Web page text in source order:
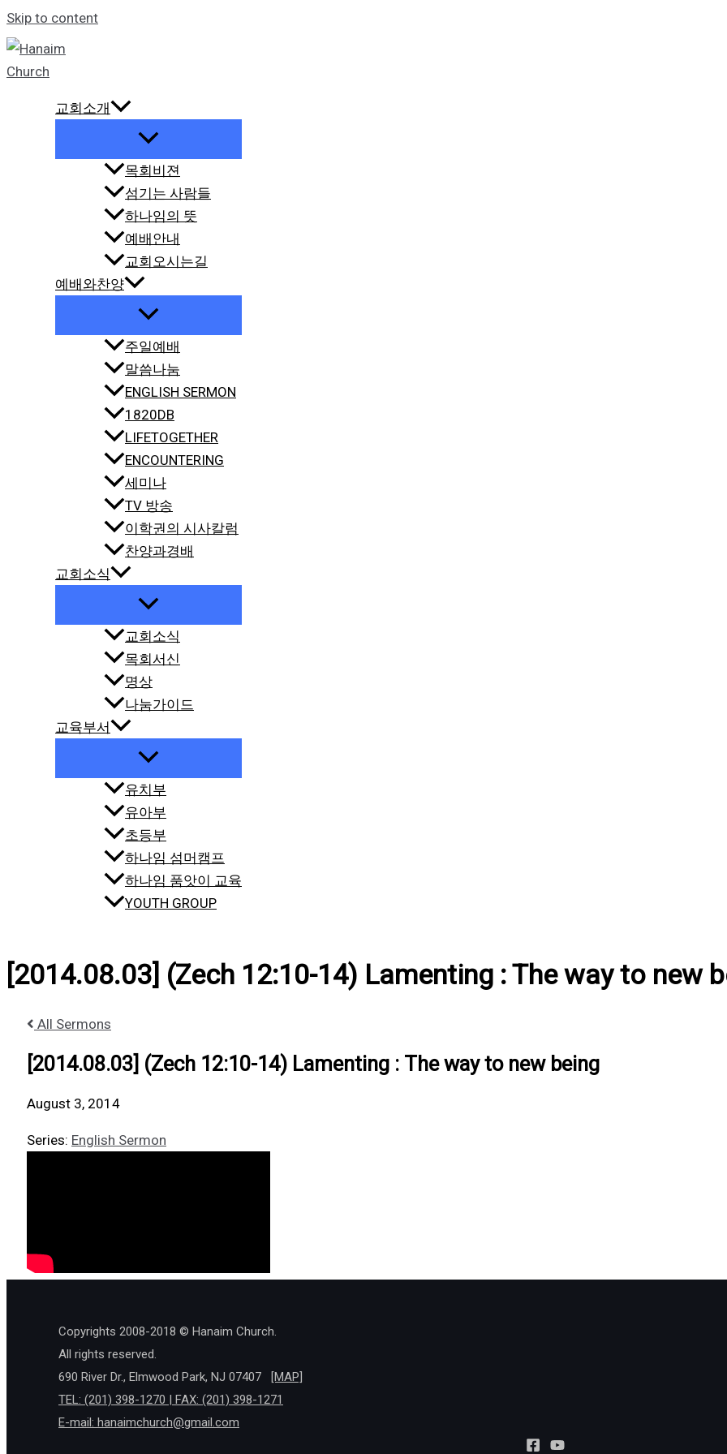
Skip to content
교회소개
목회비젼
섬기는 사람들
하나임의 뜻
예배안내
교회오시는길
예배와찬양
주일예배
말씀나눔
ENGLISH SERMON
1820DB
LIFETOGETHER
ENCOUNTERING
세미나
TV 방송
이학권의 시사칼럼
찬양과경배
교회소식
교회소식
목회서신
명상
나눔가이드
교육부서
유치부
유아부
초등부
하나임 섬머캠프
하나임 품앗이 교육
YOUTH GROUP
[2014.08.03] (Zech 12:10-14) Lamenting : The way to new
All Sermons
[2014.08.03] (Zech 12:10-14) Lamenting : The way to new being
August 3, 2014
Series: English Sermon
Copyrights 2008-2018 © Hanaim Church.
All rights reserved.
690 River Dr., Elmwood Park, NJ 07407
[MAP]
TEL: (201) 398-1270 | FAX: (201) 398-1271
E-mail: hanaimchurch@gmail.com